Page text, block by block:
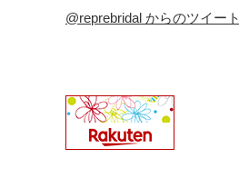
@reprebridal からのツイート